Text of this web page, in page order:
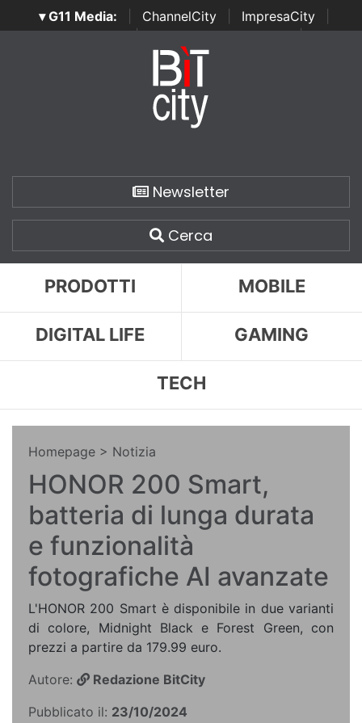
▾ G11 Media: ChannelCity ImpresaCity
SecurityOpenLab | Italian Channel Awards | Italian
Italian Security Awards
Newsletter
Cerca
PRODOTTI MOBILE
DIGITAL LIFE GAMING
TECH
Homepage > Notizia
HONOR 200 Smart,
batteria di lunga durata
e funzionalità
fotografiche AI avanzate
L'HONOR 200 Smart è disponibile in due varianti
di colore, Midnight Black e Forest Green, con
prezzi a partire da 179.99 euro.
Autore:
Redazione BitCity
Pubblicato il: 23/10/2024